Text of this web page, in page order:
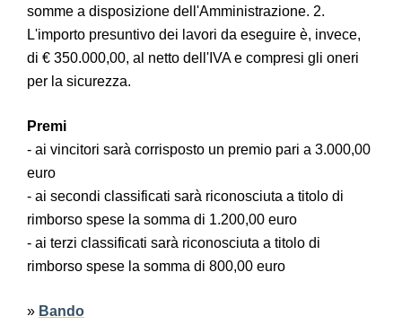
somme a disposizione dell'Amministrazione. 2.
L'importo presuntivo dei lavori da eseguire è, invece,
di € 350.000,00, al netto dell'IVA e compresi gli oneri
per la sicurezza.
Premi
- ai vincitori sarà corrisposto un premio pari a 3.000,00
euro
- ai secondi classificati sarà riconosciuta a titolo di
rimborso spese la somma di 1.200,00 euro
- ai terzi classificati sarà riconosciuta a titolo di
rimborso spese la somma di 800,00 euro
» Bando